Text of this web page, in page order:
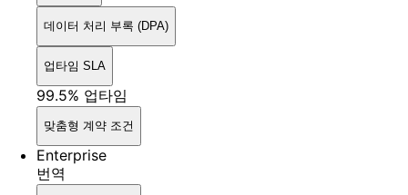
데이터 처리 부록 (DPA)
업타임 SLA
99.5% 업타임
맞춤형 계약 조건
Enterprise
번역